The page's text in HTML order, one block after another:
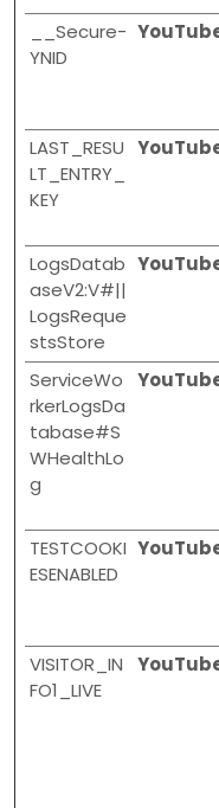
__Secure-
YNID
LAST_RESU
LT_ENTRY_
KEY
LogsDatab
aseV2:V#||
LogsReque
stsStore
ServiceWo
rkerLogsDa
tabase#S
WHealthLo
g
TESTCOOKI
ESENABLED
VISITOR_IN
FO1_LIVE